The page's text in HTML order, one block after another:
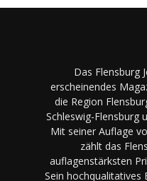
Das Flensburg
erscheinendes
die Region
Schleswig-Flensburg
Mit seiner Auflage
zählt das
auflagenstärksten
Sein hochqualitatives